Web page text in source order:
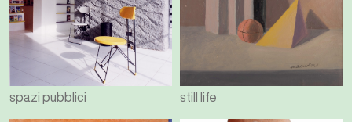
spazi pubblici still life